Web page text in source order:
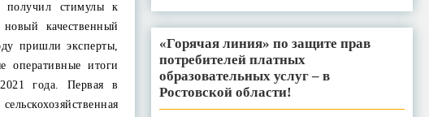
получил стимулы к
качественный
пришли эксперты,
оперативные итоги
2021 года. Первая в
«Горячая линия» по защите прав
потребителей платных
образовательных услуг – в
Ростовской области!